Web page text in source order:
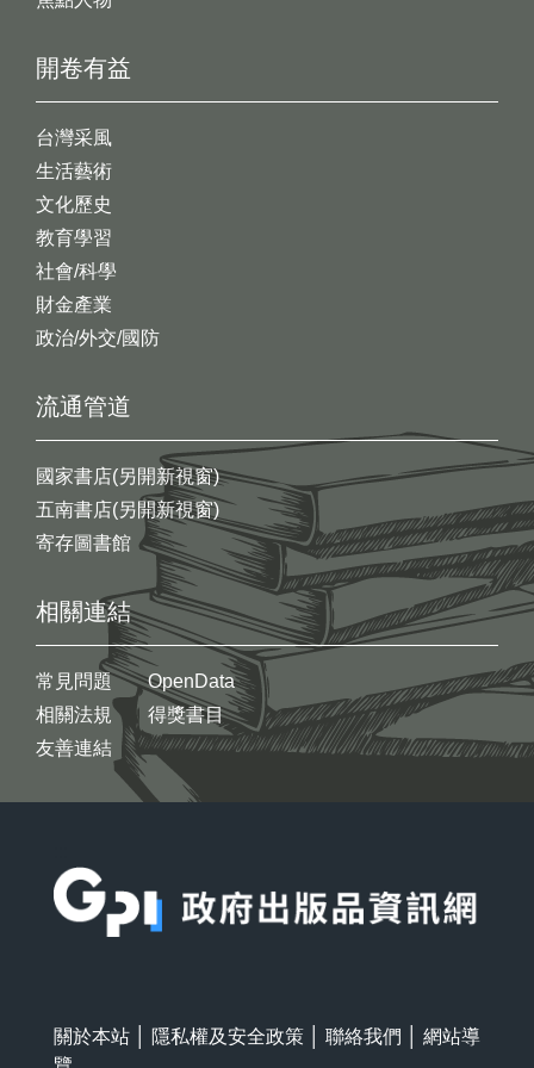
開卷有益
台灣采風
生活藝術
文化歷史
教育學習
社會/科學
財金產業
政治/外交/國防
流通管道
國家書店(另開新視窗)
五南書店(另開新視窗)
寄存圖書館
相關連結
常見問題
相關法規
友善連結
OpenData
得獎書目
關於本站 隱私權及安全政策 聯絡我們
網站導